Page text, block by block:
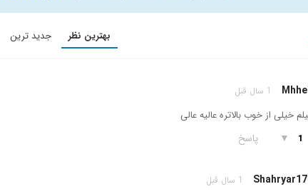
بهترین نظر جدید ترین
1 سال قبل
خیلی از خوب بالاتره عالیه عالی
1
▼ پاسخ
1 سال قبل